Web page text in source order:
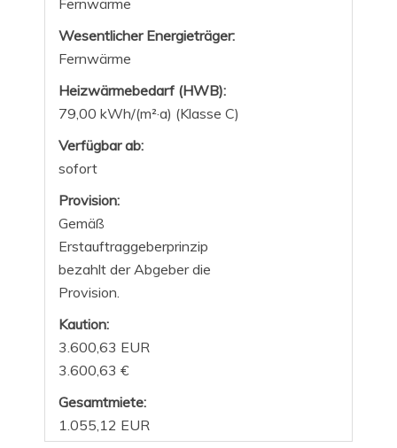
Fernwärme
Wesentlicher Energieträger:
Fernwärme
Heizwärmebedarf (HWB):
79,00 kWh/(m²·a) (Klasse C)
Verfügbar ab:
sofort
Provision:
Gemäß
Erstauftraggeberprinzip
bezahlt der Abgeber die
Provision.
Kaution:
3.600,63 EUR
3.600,63 €
Gesamtmiete:
1.055,12 EUR